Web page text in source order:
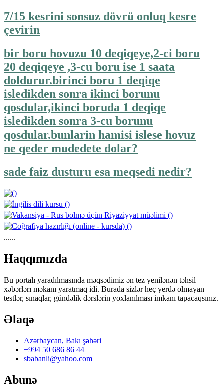
7/15 kesrini sonsuz dövrü onluq kesre
çevirin
bir boru hovuzu 10 deqiqeye,2-ci boru
20 deqiqeye ,3-cu boru ise 1 saata
doldurur.birinci boru 1 deqiqe
isledikden sonra ikinci borunu
qosdular,ikinci boruda 1 deqiqe
isledikden sonra 3-cu borunu
qosdular.bunlarin hamisi islese hovuz
ne qeder mudedete dolar?
sade faiz dusturu esa meqsedi nedir?
......
Haqqımızda
Bu portalı yaradılmasında məqsədimiz ən tez yenilənən təhsil
xəbərlərı məkanı yaratmaq idi. Burada sizlər heç yerdə olmayan
testlər, sınaqlar, gündəlik dərslərin yoxlanılması imkanı tapacaqsınız.
Əlaqə
Azərbaycan, Bakı şəhəri
+994 50 686 86 44
sbabanli@yahoo.com
Abunə